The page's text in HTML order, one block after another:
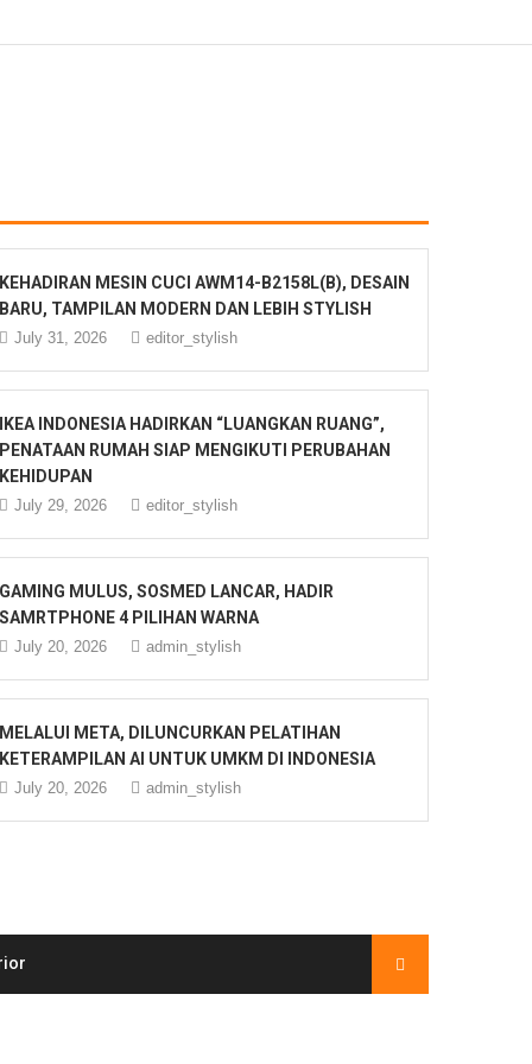
KEHADIRAN MESIN CUCI AWM14-B2158L(B), DESAIN
BARU, TAMPILAN MODERN DAN LEBIH STYLISH
July 31, 2026 editor_stylish
IKEA INDONESIA HADIRKAN “LUANGKAN RUANG”,
PENATAAN RUMAH SIAP MENGIKUTI PERUBAHAN
KEHIDUPAN
July 29, 2026 editor_stylish
GAMING MULUS, SOSMED LANCAR, HADIR
SAMRTPHONE 4 PILIHAN WARNA
July 20, 2026 admin_stylish
MELALUI META, DILUNCURKAN PELATIHAN
KETERAMPILAN AI UNTUK UMKM DI INDONESIA
July 20, 2026 admin_stylish